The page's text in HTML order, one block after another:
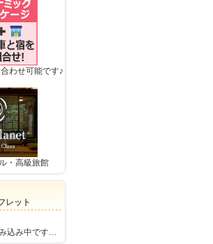
わせ可能です♪
・高級旅館
レット
込み中です…